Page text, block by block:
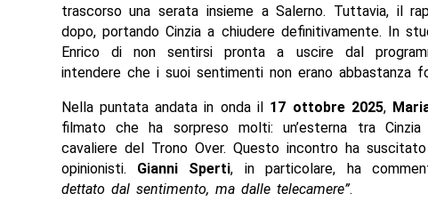
trascorso una serata insieme a Salerno. Tuttavia, il
dopo, portando Cinzia a chiudere definitivamente. In
Enrico di non sentirsi pronta a uscire dal
intendere che i suoi sentimenti non erano abbastanza
Nella puntata andata in onda il 17 ottobre 2025,
filmato che ha sorpreso molti: un’esterna tra
cavaliere del Trono Over. Questo incontro ha
opinionisti. Gianni Sperti, in particolare, ha
dettato dal sentimento, ma dalle telecamere”.